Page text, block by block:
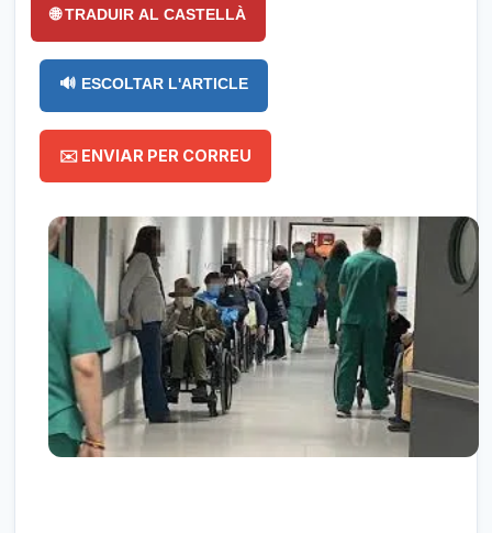
🌐 TRADUIR AL CASTELLÀ
🔊 ESCOLTAR L'ARTICLE
✉️ ENVIAR PER CORREU